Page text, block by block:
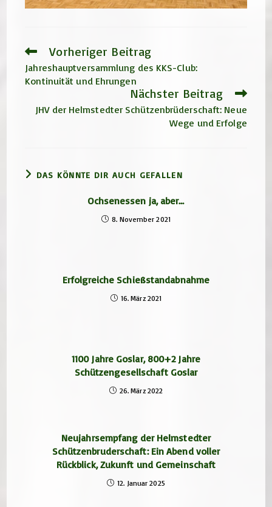
Weitere
Artikel
ansehen
Vorheriger Beitrag
Jahreshauptversammlung des KKS-Club:
Kontinuität und Ehrungen
Nächster Beitrag
JHV der Helmstedter Schützenbrüderschaft: Neue
Wege und Erfolge
DAS KÖNNTE DIR AUCH GEFALLEN
Ochsenessen ja, aber…
8. November 2021
Erfolgreiche Schießstandabnahme
16. März 2021
1100 Jahre Goslar, 800+2 Jahre
Schützengesellschaft Goslar
26. März 2022
Neujahrsempfang der Helmstedter
Schützenbruderschaft: Ein Abend voller
Rückblick, Zukunft und Gemeinschaft
12. Januar 2025